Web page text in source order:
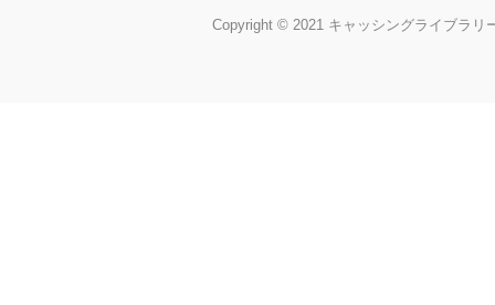
Copyright © 2021 キャッシングライブラリ